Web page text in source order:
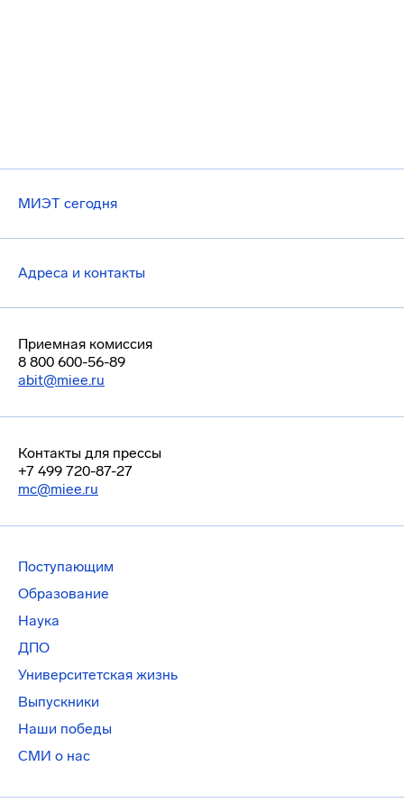
МИЭТ сегодня
Адреса и контакты
Приемная комиссия
8 800 600-56-89
abit@miee.ru
Контакты для прессы
+7 499 720-87-27
mc@miee.ru
Поступающим
Образование
Наука
ДПО
Университетская жизнь
Выпускники
Наши победы
СМИ о нас